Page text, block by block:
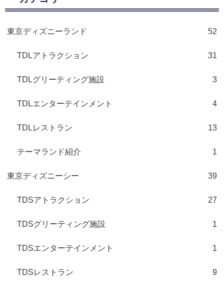
東京ディズニーランド 52
TDLアトラクション 31
TDLグリーティング施設 3
TDLエンターテインメント 4
TDLレストラン 13
テーマランド紹介 1
東京ディズニーシー 39
TDSアトラクション 27
TDSグリーティング施設 1
TDSエンターテインメント 1
TDSレストラン 9